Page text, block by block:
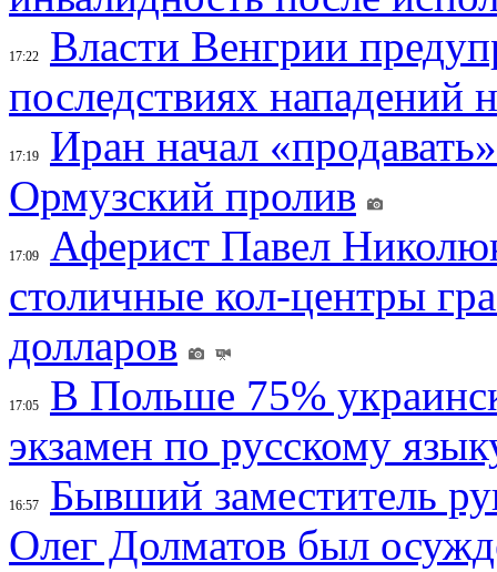
17:22
Власти Венгрии
последствиях нападений
17:19
Иран начал
Ормузский пролив
17:09
Аферист Павел
столичные кол-центры
долларов
17:05
В Польше 75%
экзамен по русскому
16:57
Бывший заместитель
Олег Долматов был